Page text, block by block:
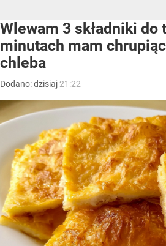
Wlewam 3 składniki do
minutach mam
chleba
Dodano:dzisiaj 21:22